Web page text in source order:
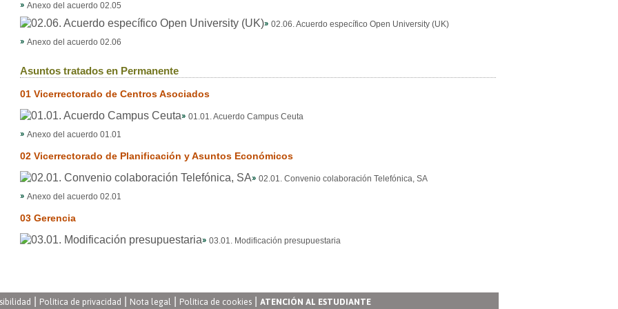
Anexo del acuerdo 02.05
02.06. Acuerdo específico Open University (UK)
Anexo del acuerdo 02.06
Asuntos tratados en Permanente
01 Vicerrectorado de Centros Asociados
01.01. Acuerdo Campus Ceuta
Anexo del acuerdo 01.01
02 Vicerrectorado de Planificación y Asuntos Económicos
02.01. Convenio colaboración Telefónica, SA
Anexo del acuerdo 02.01
03 Gerencia
03.01. Modificación presupuestaria
Política de privacidad Nota legal Política de cookies ATENCIÓN AL ESTUDIANTE